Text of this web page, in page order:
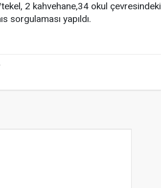
2 kahvehane,34 okul çevresindeki
sorgulaması yapıldı.